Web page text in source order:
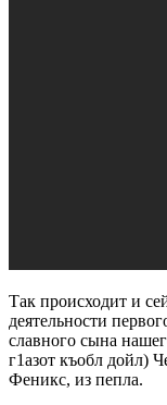
Так происходит и
деятельности
славного сына
г1азот къобл дойл)
Феникс, из пепла.